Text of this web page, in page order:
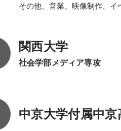
その他、営業、映像制作、イ
関西大学
社会学部メディア専攻
中京大学付属中